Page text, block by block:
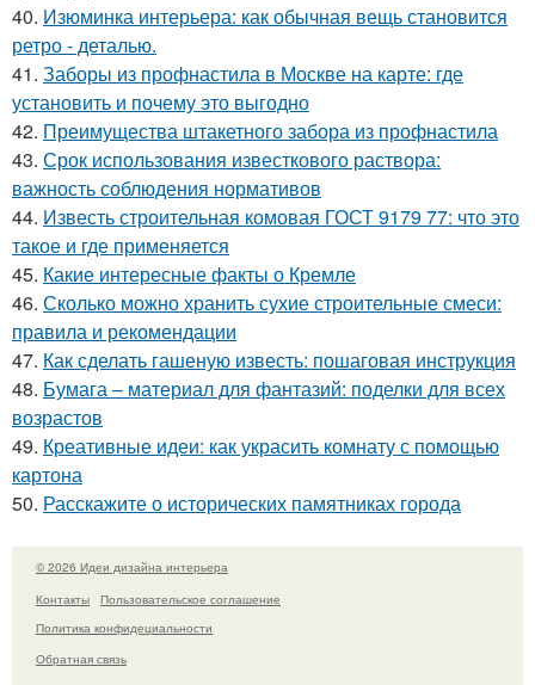
40. Изюминка интерьера: как обычная вещь становится
ретро - деталью.
41. Заборы из профнастила в Москве на карте: где
установить и почему это выгодно
42. Преимущества штакетного забора из профнастила
43. Срок использования известкового раствора:
важность соблюдения нормативов
44. Известь строительная комовая ГОСТ 9179 77: что это
такое и где применяется
45. Какие интересные факты о Кремле
46. Сколько можно хранить сухие строительные смеси:
правила и рекомендации
47. Как сделать гашеную известь: пошаговая инструкция
48. Бумага – материал для фантазий: поделки для всех
возрастов
49. Креативные идеи: как украсить комнату с помощью
картона
50. Расскажите о исторических памятниках города
© 2026 Идеи дизайна интерьера
Контакты
Пользовательское соглашение
Политика конфидециальности
Обратная связь